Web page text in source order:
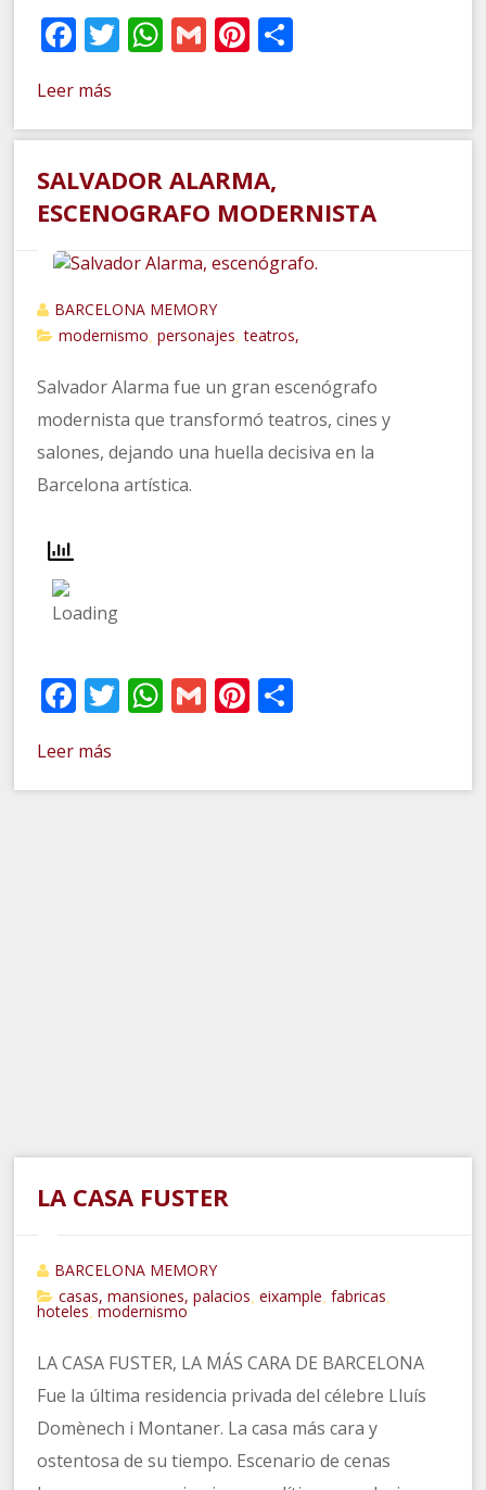
Facebook
Twitter
WhatsApp
GmailPinterest
Leer más
SALVADOR ALARMA,
ESCENOGRAFO MODERNISTA
BARCELONA MEMORY
modernismo
,personajes ,teatros,
Salvador Alarma fue un gran escenógrafo
modernista que transformó teatros, cines y
salones, dejando una huella decisiva en la
Barcelona artística.
Facebook
Twitter
WhatsApp
GmailPinterest
Leer más
LA CASA FUSTER
BARCELONA MEMORY
casas, mansiones, palacios
,eixample ,fabricas
hoteles ,modernismo
LA CASA FUSTER, LA MÁS CARA DE BARCELONA
Fue la última residencia privada del célebre Lluís
Domènech i Montaner. La casa más cara y
ostentosa de su tiempo. Escenario de cenas